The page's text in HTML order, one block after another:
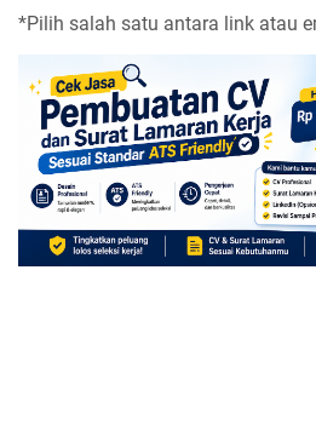
*Pilih salah satu antara link atau